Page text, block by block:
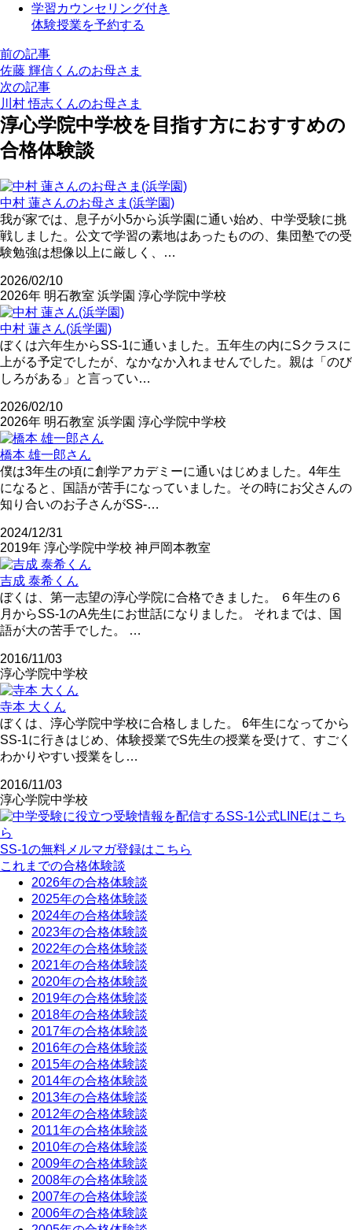
学習カウンセリング付き
体験授業を予約する
前の記事
佐藤 輝信くんのお母さま
次の記事
川村 悟志くんのお母さま
淳心学院中学校を目指す方におすすめの
合格体験談
中村 蓮さんのお母さま(浜学園)
我が家では、息子が小5から浜学園に通い始め、中学受験に挑
戦しました。公文で学習の素地はあったものの、集団塾での受
験勉強は想像以上に厳しく、…
2026/02/10
2026年 明石教室 浜学園 淳心学院中学校
中村 蓮さん(浜学園)
ぼくは六年生からSS-1に通いました。五年生の内にSクラスに
上がる予定でしたが、なかなか入れませんでした。親は「のび
しろがある」と言ってい…
2026/02/10
2026年 明石教室 浜学園 淳心学院中学校
橋本 雄一郎さん
僕は3年生の頃に創学アカデミーに通いはじめました。4年生
になると、国語が苦手になっていました。その時にお父さんの
知り合いのお子さんがSS-…
2024/12/31
2019年 淳心学院中学校 神戸岡本教室
吉成 泰希くん
ぼくは、第一志望の淳心学院に合格できました。 ６年生の６
月からSS-1のA先生にお世話になりました。 それまでは、国
語が大の苦手でした。 …
2016/11/03
淳心学院中学校
寺本 大くん
ぼくは、淳心学院中学校に合格しました。 6年生になってから
SS-1に行きはじめ、体験授業でS先生の授業を受けて、すごく
わかりやすい授業をし…
2016/11/03
淳心学院中学校
SS-1の無料メルマガ登録はこちら
これまでの合格体験談
2026年の合格体験談
2025年の合格体験談
2024年の合格体験談
2023年の合格体験談
2022年の合格体験談
2021年の合格体験談
2020年の合格体験談
2019年の合格体験談
2018年の合格体験談
2017年の合格体験談
2016年の合格体験談
2015年の合格体験談
2014年の合格体験談
2013年の合格体験談
2012年の合格体験談
2011年の合格体験談
2010年の合格体験談
2009年の合格体験談
2008年の合格体験談
2007年の合格体験談
2006年の合格体験談